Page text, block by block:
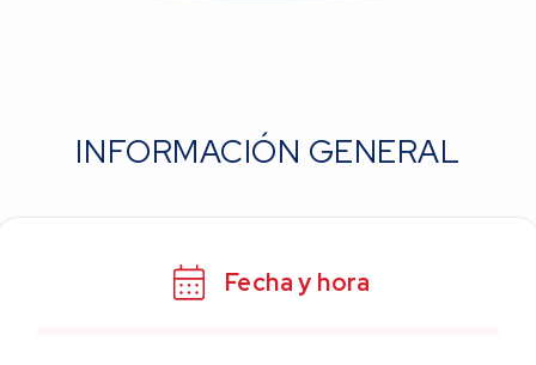
INFORMACIÓN GENERAL
Fecha y hora